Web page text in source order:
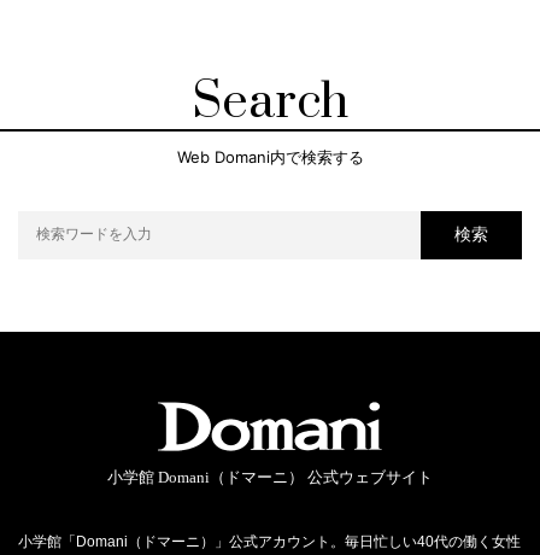
Search
Web Domani内で検索する
検索
小学館 Domani（ドマーニ） 公式ウェブサイト
小学館「Domani（ドマーニ）」公式アカウント。毎日忙しい40代の働く女性